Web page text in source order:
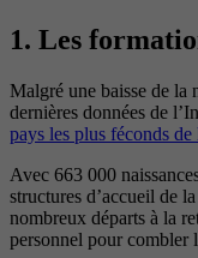
1. Les
Malgré une baisse de la
dernières données de
pays les plus féconds
Avec 663 000
structures d’accueil de
nombreux départs à la
personnel pour combler